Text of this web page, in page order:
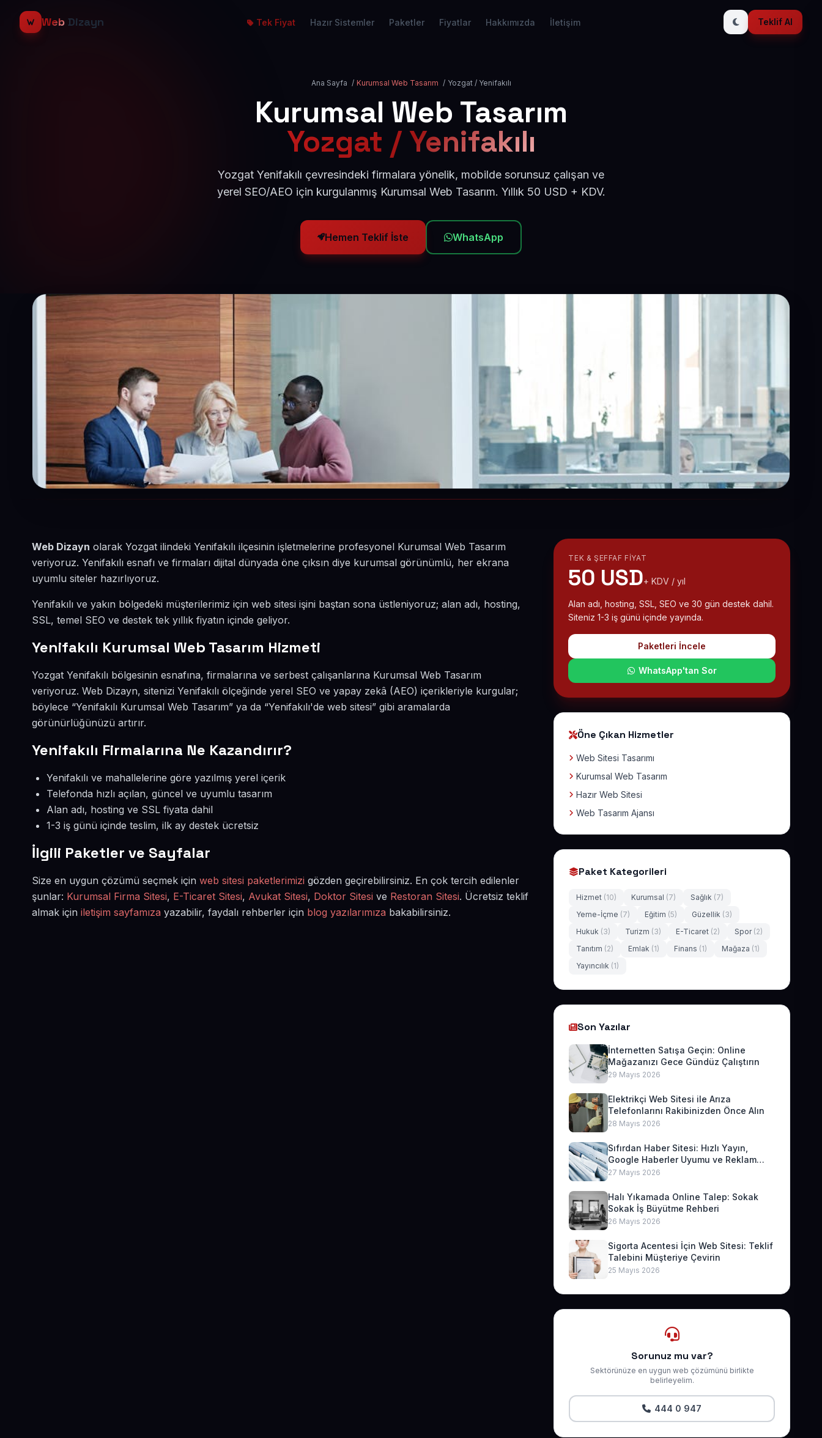
Web Dizayn Tek Fiyat Hazır Sistemler Paketler Fiyatlar Hakkımızda İletişim Teklif Al
Ana Sayfa / Kurumsal Web Tasarım / Yozgat / Yenifakılı
Kurumsal Web Tasarım
Yozgat / Yenifakılı
Yozgat Yenifakılı çevresindeki firmalara yönelik, mobilde sorunsuz çalışan ve
yerel SEO/AEO için kurgulanmış Kurumsal Web Tasarım. Yıllık 50 USD + KDV.
Hemen Teklif İste WhatsApp
Web Dizayn olarak Yozgat ilindeki Yenifakılı ilçesinin işletmelerine profesyonel Kurumsal Web Tasarım
veriyoruz. Yenifakılı esnafı ve firmaları dijital dünyada öne çıksın diye kurumsal görünümlü, her ekrana
uyumlu siteler hazırlıyoruz.
Yenifakılı ve yakın bölgedeki müşterilerimiz için web sitesi işini baştan sona üstleniyoruz; alan adı, hosting,
SSL, temel SEO ve destek tek yıllık fiyatın içinde geliyor.
Yenifakılı Kurumsal Web Tasarım Hizmeti
Yozgat Yenifakılı bölgesinin esnafına, firmalarına ve serbest çalışanlarına Kurumsal Web Tasarım
veriyoruz. Web Dizayn, sitenizi Yenifakılı ölçeğinde yerel SEO ve yapay zekâ (AEO) içerikleriyle kurgular;
böylece “Yenifakılı Kurumsal Web Tasarım” ya da “Yenifakılı'de web sitesi” gibi aramalarda
görünürlüğünüzü artırır.
Yenifakılı Firmalarına Ne Kazandırır?
Yenifakılı ve mahallelerine göre yazılmış yerel içerik
Telefonda hızlı açılan, güncel ve uyumlu tasarım
Alan adı, hosting ve SSL fiyata dahil
1-3 iş günü içinde teslim, ilk ay destek ücretsiz
İlgili Paketler ve Sayfalar
Size en uygun çözümü seçmek için web sitesi paketlerimizi gözden geçirebilirsiniz. En çok tercih edilenler
şunlar: Kurumsal Firma Sitesi, E-Ticaret Sitesi, Avukat Sitesi, Doktor Sitesi ve Restoran Sitesi. Ücretsiz teklif
almak için iletişim sayfamıza yazabilir, faydalı rehberler için blog yazılarımıza bakabilirsiniz.
TEK & ŞEFFAF FIYAT
50 USD+ KDV / yıl
Alan adı, hosting, SSL, SEO ve 30 gün destek dahil.
Siteniz 1-3 iş günü içinde yayında.
Paketleri İncele
WhatsApp'tan Sor
Öne Çıkan Hizmetler
Web Sitesi Tasarımı
Kurumsal Web Tasarım
Hazır Web Sitesi
Web Tasarım Ajansı
Paket Kategorileri
Hizmet (10) Kurumsal (7) Sağlık (7)
Yeme-İçme (7) Eğitim (5) Güzellik (3)
Hukuk (3) Turizm (3) E-Ticaret (2) Spor (2)
Tanıtım (2) Emlak (1) Finans (1) Mağaza (1)
Yayıncılık (1)
Son Yazılar
İnternetten Satışa Geçin: Online
Mağazanızı Gece Gündüz Çalıştırın
29 Mayıs 2026
Elektrikçi Web Sitesi ile Arıza
Telefonlarını Rakibinizden Önce Alın
28 Mayıs 2026
Sıfırdan Haber Sitesi: Hızlı Yayın,
Google Haberler Uyumu ve Reklam
Geliri
27 Mayıs 2026
Halı Yıkamada Online Talep: Sokak
Sokak İş Büyütme Rehberi
26 Mayıs 2026
Sigorta Acentesi İçin Web Sitesi: Teklif
Talebini Müşteriye Çevirin
25 Mayıs 2026
Sorunuz mu var?
Sektörünüze en uygun web çözümünü birlikte
belirleyelim.
444 0 947